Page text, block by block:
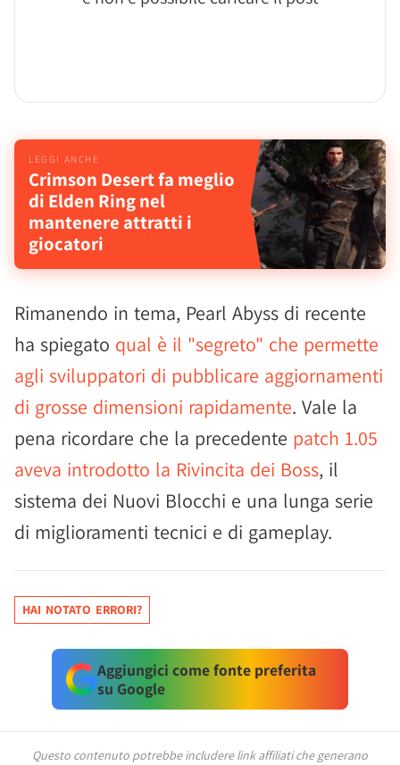
Crimson Desert fa meglio
di Elden Ring nel
mantenere attratti i
giocatori
Rimanendo in tema, Pearl Abyss di recente
ha spiegato qual è il "segreto" che permette
agli sviluppatori di pubblicare aggiornamenti
di grosse dimensioni rapidamente. Vale la
pena ricordare che la precedente patch 1.05
aveva introdotto la Rivincita dei Boss, il
sistema dei Nuovi Blocchi e una lunga serie
di miglioramenti tecnici e di gameplay.
HAI NOTATO ERRORI?
Aggiungici come fonte preferita
su Google
Questo contenuto potrebbe includere link affiliati che generano